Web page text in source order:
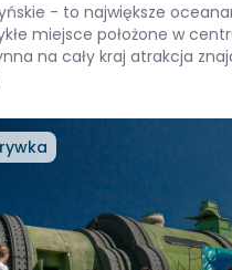
- to największe
miejsce położone w
na cały kraj atrakcja